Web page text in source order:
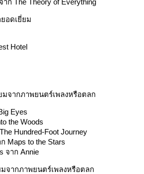
อดเยี่ยม
Hotel
จากภาพยนตร์เพลงหรือตลก
Eyes
the Woods
Hundred-Foot Journey
Maps to the Stars
จาก Annie
จากภาพยนตร์เพลงหรือตลก